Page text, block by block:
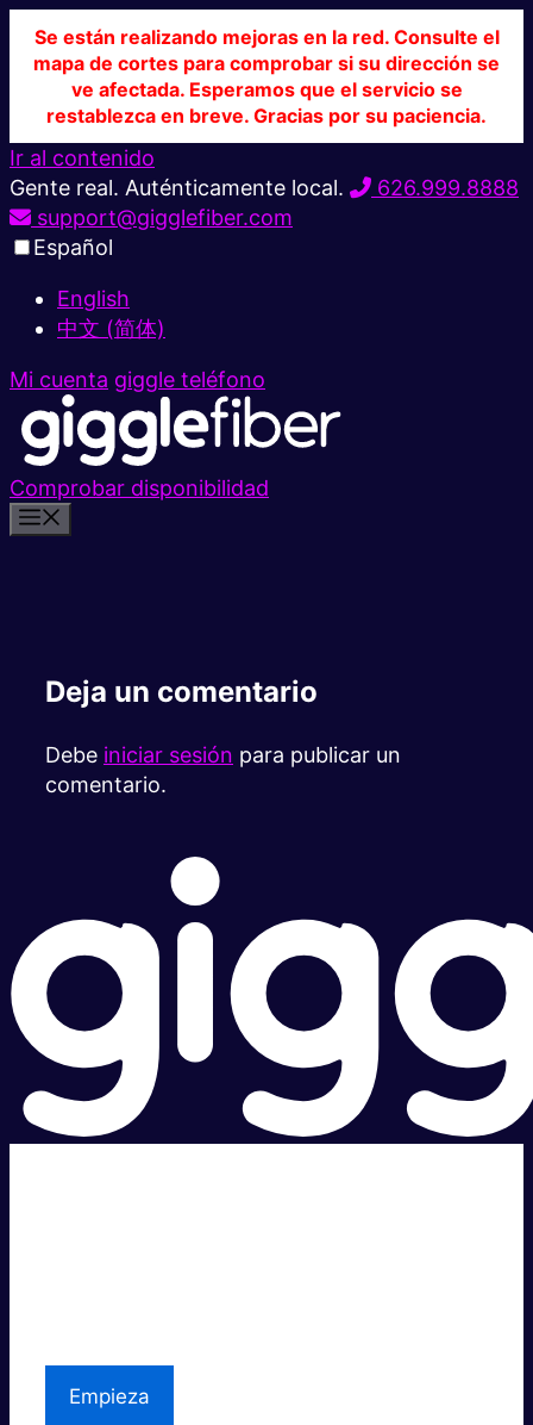
Se están realizando mejoras en la red. Consulte el
mapa de cortes para comprobar si su dirección se
ve afectada. Esperamos que el servicio se
restablezca en breve. Gracias por su paciencia.
Ir al contenido
Gente real. Auténticamente local.
626.999.8888
support@gigglefiber.com
Español
English
中文 (简体)
Mi cuenta giggle teléfono
Comprobar disponibilidad
Deja un comentario
Debe iniciar sesión para publicar un
comentario.
Empieza